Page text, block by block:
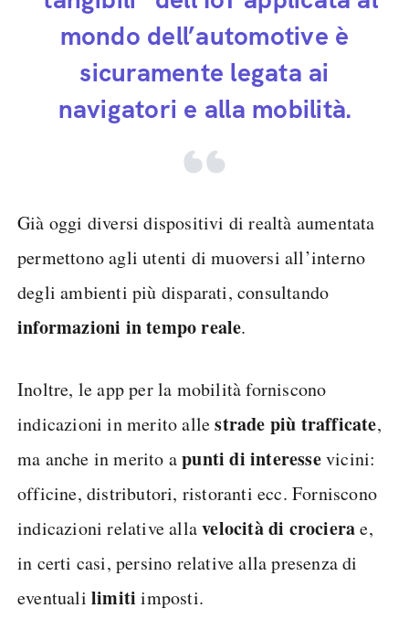
mondo dell’automotive è
sicuramente legata ai
navigatori e alla mobilità.
Già oggi diversi dispositivi di realtà aumentata
permettono agli utenti di muoversi all’interno
degli ambienti più disparati, consultando
informazioni in tempo reale.
Inoltre, le app per la mobilità forniscono
indicazioni in merito allestrade più trafficate,
ma anche in merito apunti di interessevicini:
officine, distributori, ristoranti ecc. Forniscono
indicazioni relative allavelocità di crocierae,
in certi casi, persino relative alla presenza di
eventuali limiti imposti.